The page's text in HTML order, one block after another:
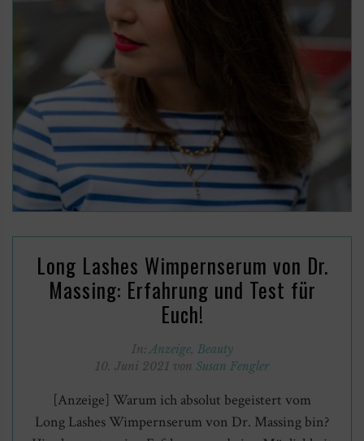
Long Lashes Wimpernserum von Dr.
Massing: Erfahrung und Test für
Euch!
In:Anzeige, Beauty
10. Juni 2021 von Susan Fengler
[Anzeige] Warum ich absolut begeistert vom
Long Lashes Wimpernserum von Dr. Massing bin?